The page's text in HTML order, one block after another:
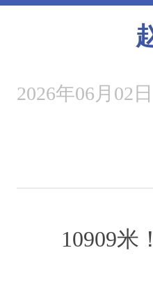
2026年06月02日
10909米！